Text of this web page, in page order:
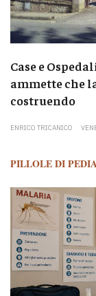
Case e
ammette che
costruendo
ENRICO TRICANICO
PILLOLE DI